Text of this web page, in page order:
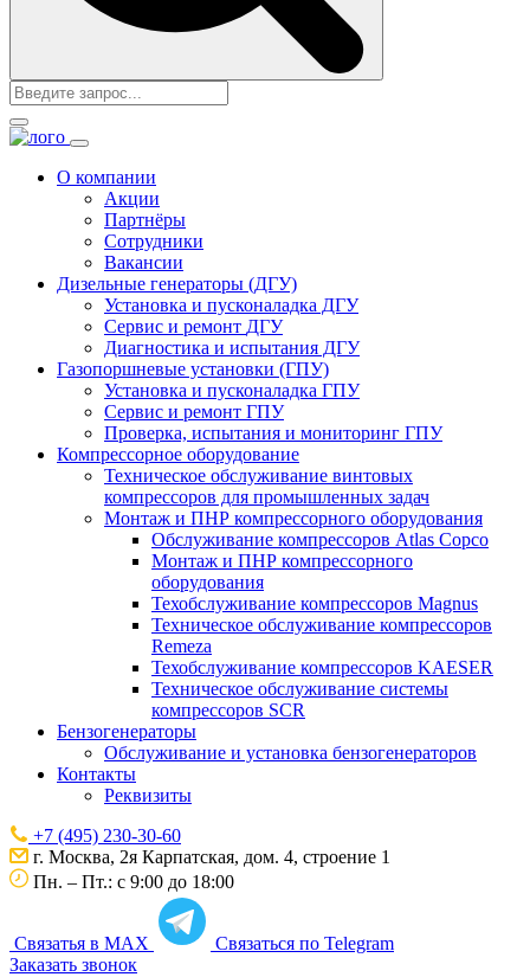
О компании
Акции
Партнёры
Сотрудники
Вакансии
Дизельные генераторы (ДГУ)
Установка и пусконаладка ДГУ
Сервис и ремонт ДГУ
Диагностика и испытания ДГУ
Газопоршневые установки (ГПУ)
Установка и пусконаладка ГПУ
Сервис и ремонт ГПУ
Проверка, испытания и мониторинг ГПУ
Компрессорное оборудование
Техническое обслуживание винтовых
компрессоров для промышленных задач
Монтаж и ПНР компрессорного оборудования
Обслуживание компрессоров Atlas Copco
Монтаж и ПНР компрессорного
оборудования
Техобслуживание компрессоров Magnus
Техническое обслуживание компрессоров
Remeza
Техобслуживание компрессоров KAESER
Техническое обслуживание системы
компрессоров SCR
Бензогенераторы
Обслуживание и установка бензогенераторов
Контакты
Реквизиты
+7 (495) 230-30-60
г. Москва, 2я Карпатская, дом. 4, строение 1
Пн. – Пт.: с 9:00 до 18:00
Связатья в MAX
Связаться по Telegram
Заказать звонок